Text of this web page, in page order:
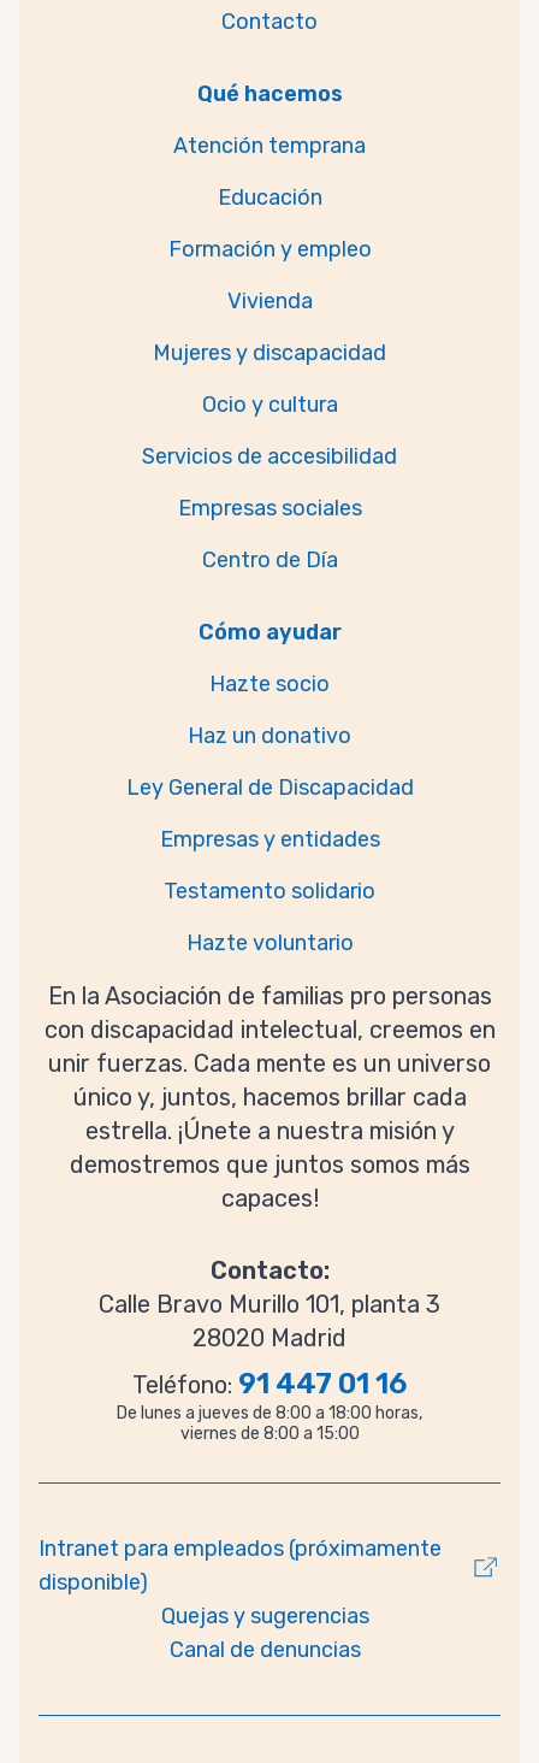
Contacto
Qué hacemos
Atención temprana
Educación
Formación y empleo
Vivienda
Mujeres y discapacidad
Ocio y cultura
Servicios de accesibilidad
Empresas sociales
Centro de Día
Cómo ayudar
Hazte socio
Haz un donativo
Ley General de Discapacidad
Empresas y entidades
Testamento solidario
Hazte voluntario
En la Asociación de familias pro personas
con discapacidad intelectual, creemos en
unir fuerzas. Cada mente es un universo
único y, juntos, hacemos brillar cada
estrella. ¡Únete a nuestra misión y
demostremos que juntos somos más
capaces!
Contacto:
Calle Bravo Murillo 101, planta 3
28020 Madrid
Teléfono: 91 447 01 16
De lunes a jueves de 8:00 a 18:00 horas,
viernes de 8:00 a 15:00
Intranet para empleados (próximamente
disponible)
Quejas y sugerencias
Canal de denuncias